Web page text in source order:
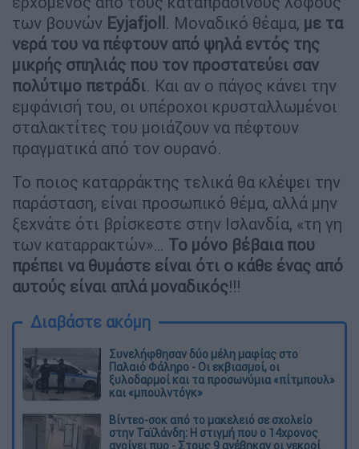
των βουνών Eyjafjoll . Μοναδικό θέαμα, με τα
νερά του να πέφτουν από ψηλά εντός της
μικρής σπηλιάς που τον προστατεύει σαν
πολύτιμο πετράδι. Και αν ο πάγος κάνει την
εμφάνισή του, οι υπέροχοι κρυσταλλωμένοι
σταλακτίτες του μοιάζουν να πέφτουν
πραγματικά από τον ουρανό.
Το ποιος καταρράκτης τελικά θα κλέψει την
παράσταση, είναι προσωπικό θέμα, αλλά μην
ξεχνάτε ότι βρίσκεστε στην Ισλανδία, «τη γη
των καταρρακτών»… Το μόνο βέβαια που
πρέπει να θυμάστε είναι ότι ο κάθε ένας από
αυτούς είναι απλά μοναδικός!!!
Διαβάστε ακόμη
Συνελήφθησαν δύο μέλη μαφίας στο
Παλαιό Φάληρο - Οι εκβιασμοί, οι
ξυλοδαρμοί και τα προσωνύμια «πίτμπουλ»
και «μπουλντόγκ»
Βίντεο-σοκ από το μακελειό σε σχολείο
στην Ταϊλάνδη: Η στιγμή που ο 14χρονος
ανοίγει πυρ - Στους 9 ανέβηκαν οι νεκροί